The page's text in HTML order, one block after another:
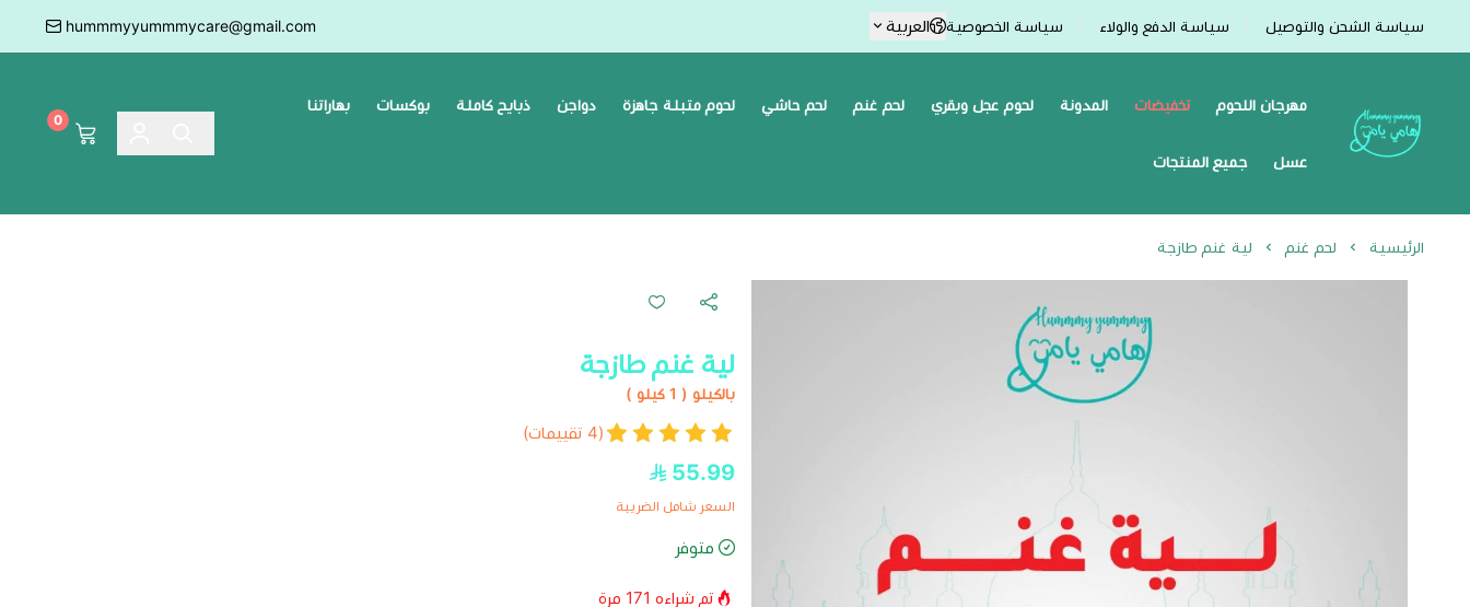
سياسة الشحن والتوصيل سياسة الدفع والولاء سياسة الخصوصية العربية hummmyyummmycare@gmail.com
Hummmy :-) Yummmy هامي يامي
مهرجان اللحوم تخفيضات المدونة لحوم عجل وبقري لحم غنم لحم حاشي لحوم متبلة جاهزة دواجن ذبايح كاملة بوكسات بهاراتنا
عسل جميع المنتجات
0
الرئيسية لحم غنم لية غنم طازجة
لية غنم طازجة
بالكيلو ( 1 كيلو )
(4 تقييمات)
55.99
السعر شامل الضريبة
متوفر
تم شراءه 171 مرة